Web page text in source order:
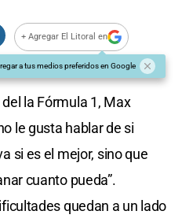
+ Agregar El Litoral en
a tus medios preferidos en Google
la Fórmula 1, Max
le gusta hablar de si
si es el mejor, sino que
cuanto pueda”.
quedan a un lado